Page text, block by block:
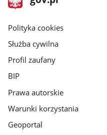
gov.pl
gov.pl
Polityka cookies
Służba cywilna
Profil zaufany
BIP
Prawa autorskie
Warunki korzystania
Geoportal